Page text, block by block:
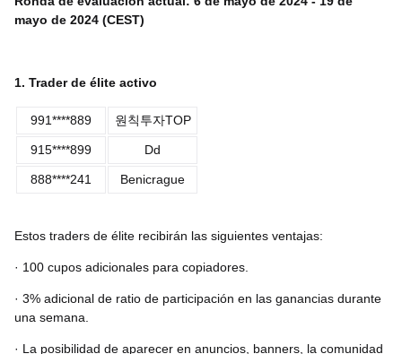
mayo de 2024 (CEST)
1. Trader de élite activo
991****889 원칙투자TOP
915****899 Dd
888****241 Benicrague
Estos traders de élite recibirán las siguientes ventajas:
· 100 cupos adicionales para copiadores.
· 3% adicional de ratio de participación en las ganancias durante
una semana.
· La posibilidad de aparecer en anuncios, banners, la comunidad